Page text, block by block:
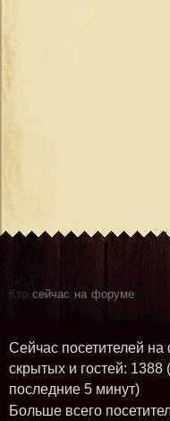
Кто сейчас на форуме
Сейчас посетителей
скрытых и гостей: 1388
последние 5 минут)
Больше всего